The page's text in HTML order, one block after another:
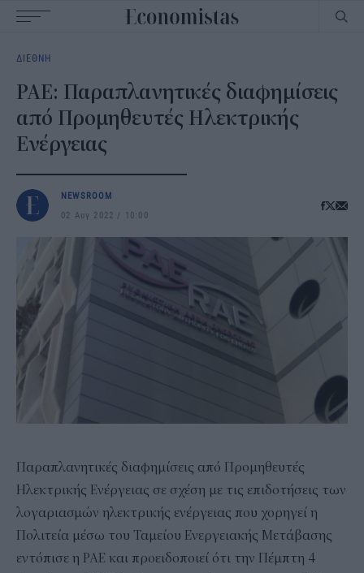
navigation
ΔΙΕΘΝΗ
ΡΑΕ: Παραπλανητικές διαφημίσεις
από Προμηθευτές Ηλεκτρικής
Ενέργειας
NEWSROOM
02 Αυγ 2022
10:00
Παραπλανητικές διαφημίσεις από Προμηθευτές
Ηλεκτρικής Ενέργειας σε σχέση με τις επιδοτήσεις των
λογαριασμών ηλεκτρικής ενέργειας που χορηγεί η
Πολιτεία μέσω του Ταμείου Ενεργειακής Μετάβασης
εντόπισε η ΡΑΕ και προειδοποιεί ότι την Πέμπτη 4